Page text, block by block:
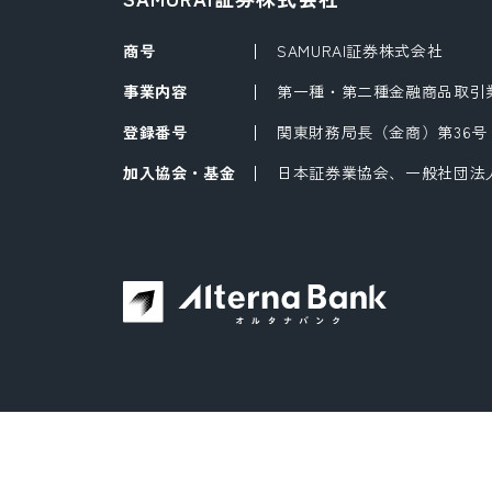
商号
SAMURAI証券株式会社
事業内容
第一種・第二種金融商品取引
登録番号
関東財務局長（金商）第36号
加入協会・基金
日本証券業協会、一般社団